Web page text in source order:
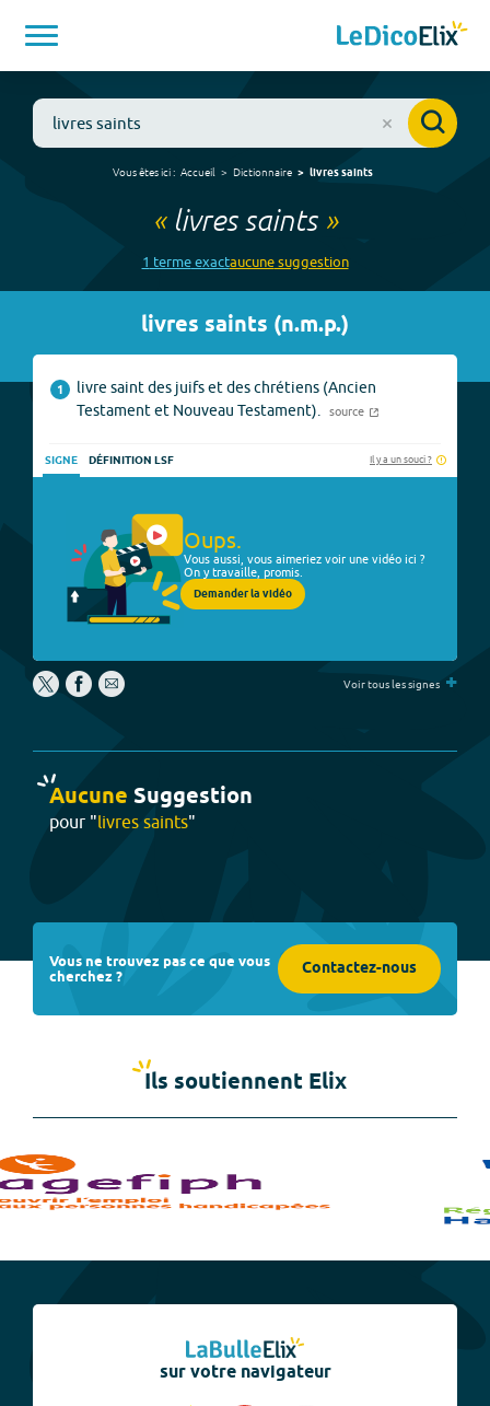
Vous êtes ici : Accueil Dictionnaire livres saints
« livres saints»
1 termeexactaucunesuggestion
livres saints (n.m.p.)
1
livre saint des juifs et des chrétiens (Ancien
Testament et Nouveau Testament).
source
SIGNE DÉFINITION LSF Il y a un souci ?
Oups.
Vous aussi, vous aimeriez voir une vidéo ici ?
On y travaille, promis.
Demander la vidéo
Voir tous les signes +
Aucune Suggestion
pour "livres saints"
Vous ne trouvez pas ce que vous
cherchez ? Contactez-nous
Ils soutiennent Elix
sur votre navigateur